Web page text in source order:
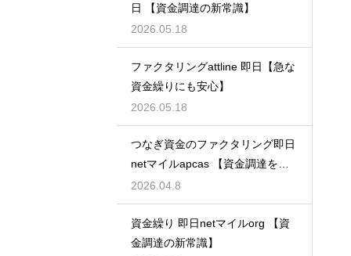
日 【資金調達の新常識】
2026.05.18
ファクタリングattline 即日【急な
資金繰りにも安心】
2026.05.18
つなぎ資金のファクタリング即日
netマイルapcas 【資金調達を加
速させる】
2026.04.8
資金繰り 即日netマイルorg 【資
金調達の新常識】